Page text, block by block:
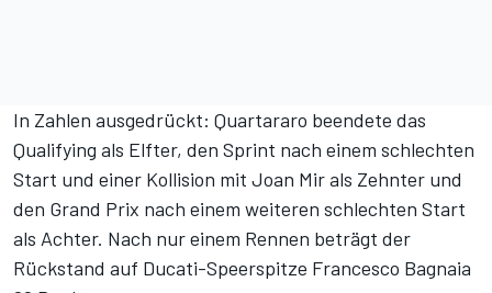
In Zahlen ausgedrückt: Quartararo beendete das
Qualifying als Elfter, den Sprint nach einem schlechten
Start und einer Kollision mit Joan Mir als Zehnter und
den Grand Prix nach einem weiteren schlechten Start
als Achter. Nach nur einem Rennen beträgt der
Rückstand auf Ducati-Speerspitze Francesco Bagnaia